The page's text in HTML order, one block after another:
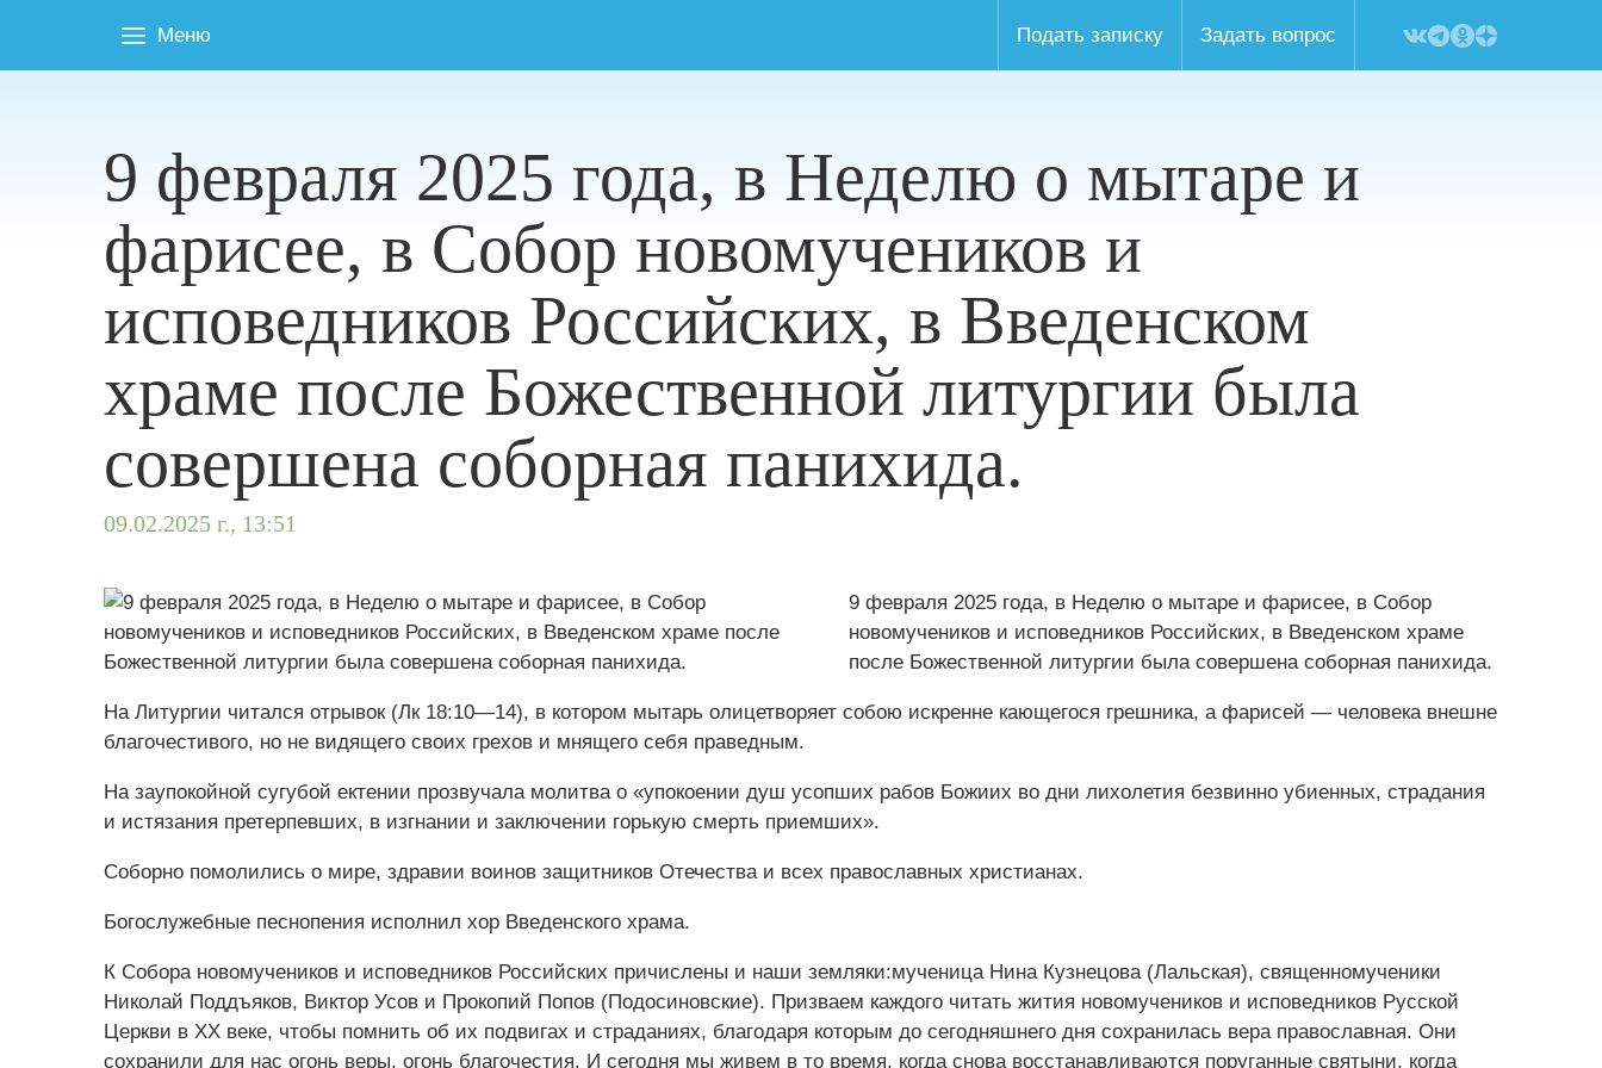
Меню Подать записку Задать вопрос
9 февраля 2025 года, в Неделю о мытаре и
фарисее, в Собор новомучеников и
исповедников Российских, в Введенском
храме после Божественной литургии была
совершена соборная панихида.
09.02.2025 г., 13:51
9 февраля 2025 года, в Неделю о мытаре и фарисее, в Собор
новомучеников и исповедников Российских, в Введенском храме
после Божественной литургии была совершена соборная панихида.
На Литургии читался отрывок (Лк 18:10—14), в котором мытарь олицетворяет собою искренне кающегося грешника, а фарисей — человека внешне
благочестивого, но не видящего своих грехов и мнящего себя праведным.
На заупокойной сугубой ектении прозвучала молитва о «упокоении душ усопших рабов Божиих во дни лихолетия безвинно убиенных, страдания
и истязания претерпевших, в изгнании и заключении горькую смерть приемших».
Соборно помолились о мире, здравии воинов защитников Отечества и всех православных христианах.
Богослужебные песнопения исполнил хор Введенского храма.
К Собора новомучеников и исповедников Российских причислены и наши земляки:мученица Нина Кузнецова (Лальская), священномученики
Николай Поддъяков, Виктор Усов и Прокопий Попов (Подосиновские). Призваем каждого читать жития новомучеников и исповедников Русской
Церкви в XX веке, чтобы помнить об их подвигах и страданиях, благодаря которым до сегодняшнего дня сохранилась вера православная. Они
сохранили для нас огонь веры, огонь благочестия. И сегодня мы живем в то время, когда снова восстанавливаются поруганные святыни, когда